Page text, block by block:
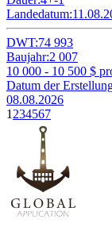
Landedatum:
DWT:74 993
Baujahr:2 007
10 000 - 10 500 $
Datum der
08.08.2026
1 234567